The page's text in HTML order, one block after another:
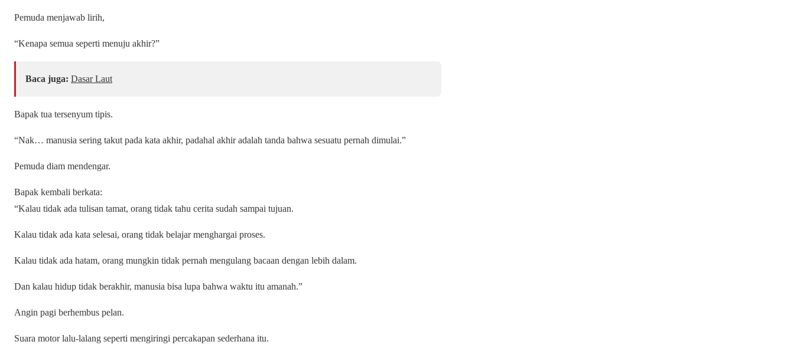
Pemuda menjawab lirih,
“Kenapa semua seperti menuju akhir?”
Baca juga: Dasar Laut
Bapak tua tersenyum tipis.
“Nak… manusia sering takut pada kata akhir, padahal akhir adalah tanda bahwa sesuatu pernah dimulai.”
Pemuda diam mendengar.
Bapak kembali berkata:
“Kalau tidak ada tulisan tamat, orang tidak tahu cerita sudah sampai tujuan.
Kalau tidak ada kata selesai, orang tidak belajar menghargai proses.
Kalau tidak ada hatam, orang mungkin tidak pernah mengulang bacaan dengan lebih dalam.
Dan kalau hidup tidak berakhir, manusia bisa lupa bahwa waktu itu amanah.”
Angin pagi berhembus pelan.
Suara motor lalu-lalang seperti mengiringi percakapan sederhana itu.